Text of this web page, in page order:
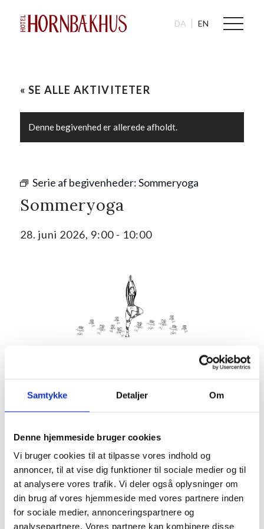
Samtykke Detaljer Om
Denne hjemmeside bruger cookies
Vi bruger cookies til at tilpasse vores indhold og
annoncer, til at vise dig funktioner til sociale medier og til
at analysere vores trafik. Vi deler også oplysninger om
din brug af vores hjemmeside med vores partnere inden
for sociale medier, annonceringspartnere og
analysepartnere. Vores partnere kan kombinere disse
DA EN
« SE ALLE AKTIVITETER
Denne begivenhed er allerede afholdt.
Serie af begivenheder:Sommeryoga
Sommeryoga
28. juni 2026, 9:00- 10:00
Kom med morgenhår og tag din nabo eller bedste ven under
Husk din yogamåtte.
Hvis det er dårligt vejr, er vi indendørs på Villa Strand eller
Hornbækhus.
Info
Tilmelding